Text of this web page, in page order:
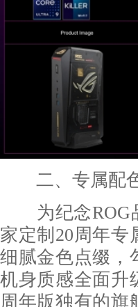
二、专属配色
为纪念ROG
家定制20周年专
细腻金色点缀，
机身质感全面升
周年版独有的旗